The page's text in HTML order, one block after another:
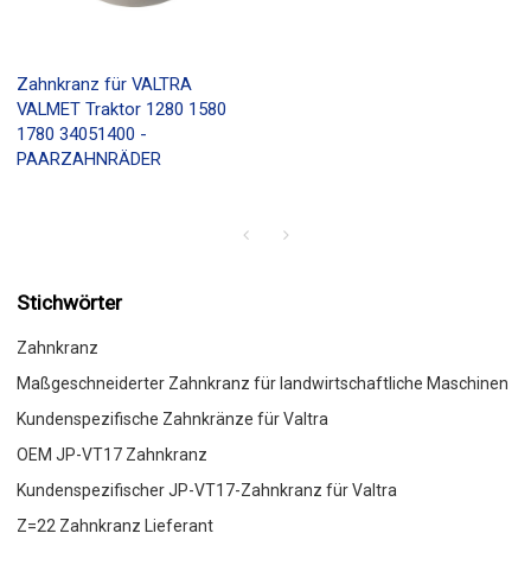
Zahnkranz für VALTRA
VALMET Traktor 1280 1580
1780 34051400 -
PAARZAHNRÄDER
Stichwörter
Zahnkranz
Maßgeschneiderter Zahnkranz für landwirtschaftliche Maschinen
Kundenspezifische Zahnkränze für Valtra
OEM JP-VT17 Zahnkranz
Kundenspezifischer JP-VT17-Zahnkranz für Valtra
Z=22 Zahnkranz Lieferant